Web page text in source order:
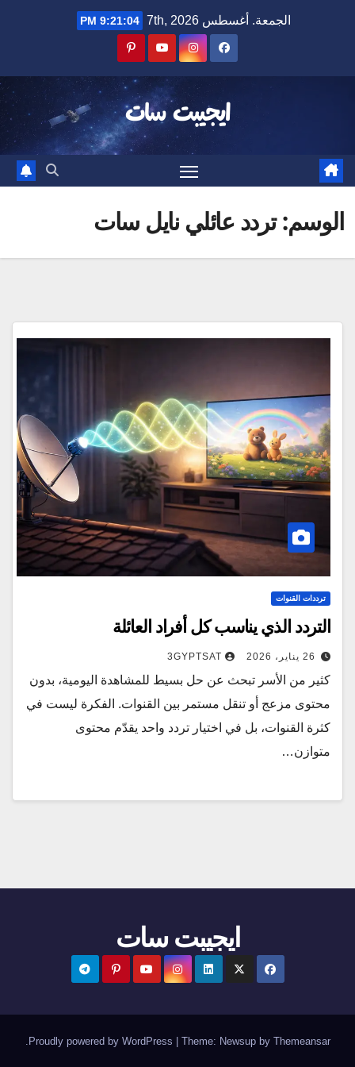
الجمعة. أغسطس 7th, 2026 9:21:05 PM
ايجيبت سات
الوسم:تردد عائلي نايل سات
ترددات القنوات
التردد الذي يناسب كل أفراد العائلة
26 يناير، 2026 3GYPTSAT
كثير من الأسر تبحث عن حل بسيط للمشاهدة اليومية، بدون
محتوى مزعج أو تنقل مستمر بين القنوات. الفكرة ليست في
كثرة القنوات، بل في اختيار تردد واحد يقدّم محتوى
متوازن…
ايجيبت سات
Proudly powered by WordPress Theme: Newsupby Themeansar